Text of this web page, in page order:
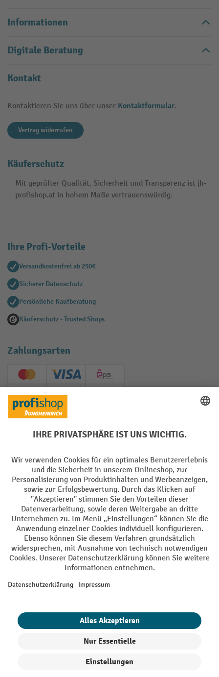
Informationen
Digitale Beratung
Kontakt
Kontaktieren Sie uns über unser Kontaktformular.
Vertrag widerrufen
Käuferschutz
Mit geprüfter Qualität, Sicherheit und Transparenz ist jh-
profishop.at in hohem Maße vertrauenswürdig.
Ihre Profi-Vorteile
Versandkostenfrei ab 250€
Sicherer Datenschutz
Persönliche Kaufberatung
Käuferschutz - Trusted Shops
Zahlungsarten
Creditcard (Master)Creditcard (Visa)
EPS
PayPal
Soziale Netzwerke
Impressum Datenschutz
Barrierefreiheit Privacy Settings
Alle Preise exkl. gesetzl. Mehrwertsteuer zzgl.Versandkostenund ggf.
Nachnahmegebühren, wenn nicht anders angegeben.
¹ Der Rabatt gilt so lange der Vorrat reicht. Der Rabatt gilt nicht auf
oder Gutscheinen ist nicht möglich. | ² Der Rabatt wird einmalig bei
eingelöst werden. Die Höhe des Rabatts variiert je nach
Produktkategorie und beträgt bis zu 10 % (10 % auf Lager, Umwelt,
Heben | 7% auf Büro). Ausgenommen sind Elektro-Hubwagen,
Ausschluss von Werkzeug. Gilt nicht auf Sonderpreise. Kombination